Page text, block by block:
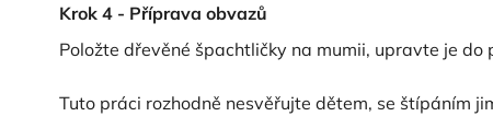
Krok 4 - Příprava obvazů
Položte dřevěné špachtličky na mumii, upravte je
Tuto práci rozhodně nesvěřujte dětem, se štípáním